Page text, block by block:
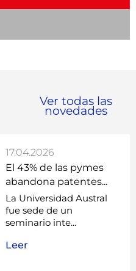
Ver todas las
novedades
17.04.2026
El 43% de las pymes
abandona patentes...
La Universidad Austral
fue sede de un
seminario inte...
Leer